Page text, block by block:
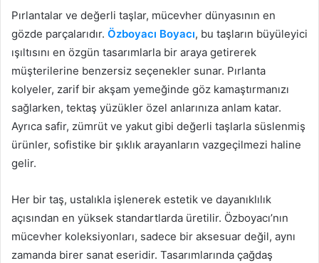
Pırlantalar ve değerli taşlar, mücevher dünyasının en
gözde parçalarıdır. Özboyacı Boyacı, bu taşların büyüleyici
ışıltısını en özgün tasarımlarla bir araya getirerek
müşterilerine benzersiz seçenekler sunar. Pırlanta
kolyeler, zarif bir akşam yemeğinde göz kamaştırmanızı
sağlarken, tektaş yüzükler özel anlarınıza anlam katar.
Ayrıca safir, zümrüt ve yakut gibi değerli taşlarla süslenmiş
ürünler, sofistike bir şıklık arayanların vazgeçilmezi haline
gelir.
Her bir taş, ustalıkla işlenerek estetik ve dayanıklılık
açısından en yüksek standartlarda üretilir. Özboyacı’nın
mücevher koleksiyonları, sadece bir aksesuar değil, aynı
zamanda birer sanat eseridir. Tasarımlarında çağdaş